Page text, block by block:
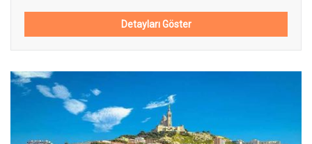
Detayları Göster